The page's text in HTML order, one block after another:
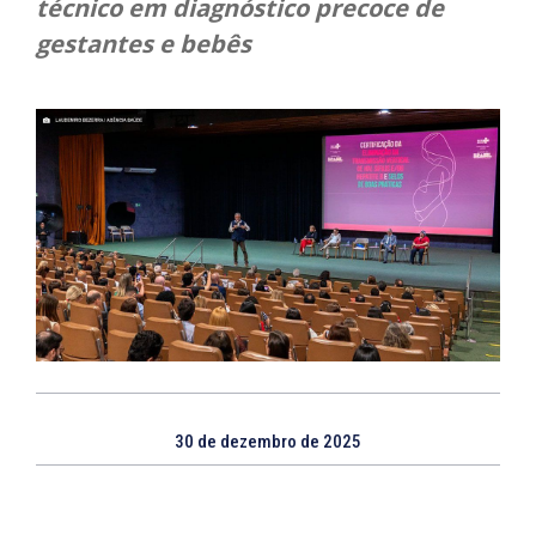
técnico em diagnóstico precoce de
gestantes e bebês
30 de dezembro de 2025